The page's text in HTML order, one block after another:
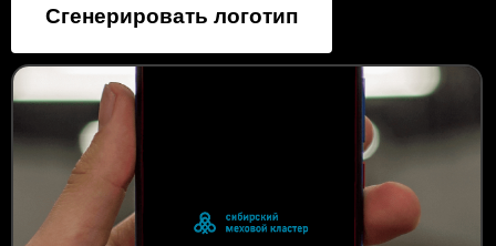
Сгенерировать логотип